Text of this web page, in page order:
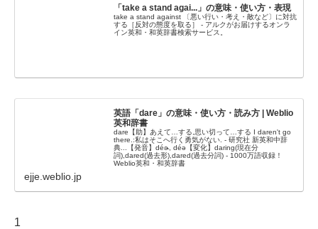
「take a stand agai...」の意味・使い方・表現
take a stand against 〔悪い行い・考え・敵など〕に対抗
する［反対の態度を取る］ - アルクがお届けするオンラ
イン英和・和英辞書検索サービス。
英語「dare」の意味・使い方・読み方 | Weblio
英和辞書
dare【助】あえて…する,思い切って…する I daren't go
there.:私はそこへ行く勇気がない. - 研究社 新英和中辞
典...【発音】déɚ, déə【変化】daring(現在分
詞),dared(過去形),dared(過去分詞) - 1000万語収録！
Weblio英和・和英辞書
ejje.weblio.jp
1